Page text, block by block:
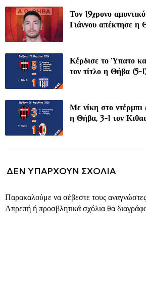
Τον 19χρονο
Γιάννου απέκτησε η
Κέρδισε το Ύπατο
τον τίτλο η Θήβα (5-
Με νίκη στο ντέρμπι
η Θήβα, 3-1 τον
ΔΕΝ ΥΠΆΡΧΟΥΝ ΣΧΌΛΙΑ
Παρακαλούμε να σέβεστε τους αναγνώστες
Απρεπή ή προσβλητικά σχόλια θα